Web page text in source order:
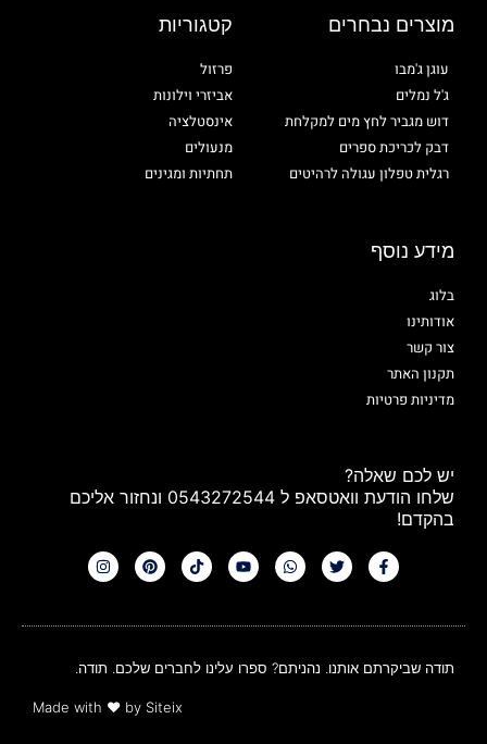
מוצרים נבחרים
עוגן ג'מבו
ג'ל נמלים
דוש מגביר לחץ מים למקלחת
דבק לכריכת ספרים
רגלית טפלון עגולה לרהיטים
קטגוריות
פרזול
אביזרי וילונות
אינסטלציה
מנעולים
תחתיות ומגינים
מידע נוסף
בלוג
אודותינו
צור קשר
תקנון האתר
מדיניות פרטיות
יש לכם שאלה?
שלחו הודעת וואטסאפ ל 0543272544 ונחזור אליכם
בהקדם!
תודה שביקרתם אותנו. נהניתם? ספרו עלינו לחברים שלכם. תודה.
Made with ❤ by Siteix​​